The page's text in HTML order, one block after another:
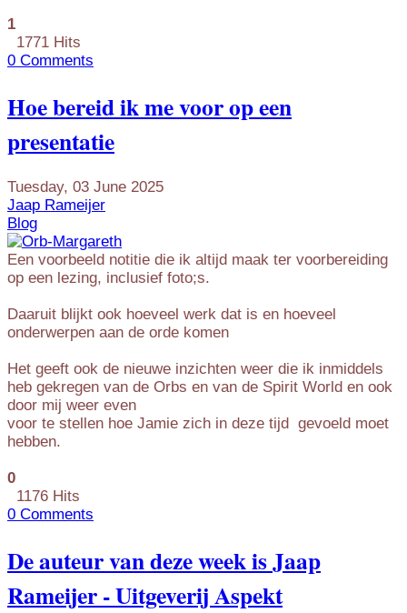
1
1771 Hits
0 Comments
Hoe bereid ik me voor op een
presentatie
Tuesday, 03 June 2025
Jaap Rameijer
Blog
Een voorbeeld notitie die ik altijd maak ter voorbereiding
op een lezing, inclusief foto;s.
Daaruit blijkt ook hoeveel werk dat is en hoeveel
onderwerpen aan de orde komen
Het geeft ook de nieuwe inzichten weer die ik inmiddels
heb gekregen van de Orbs en van de Spirit World en ook
door mij weer even
voor te stellen hoe Jamie zich in deze tijd gevoeld moet
hebben.
0
1176 Hits
0 Comments
De auteur van deze week is Jaap
Rameijer - Uitgeverij Aspekt